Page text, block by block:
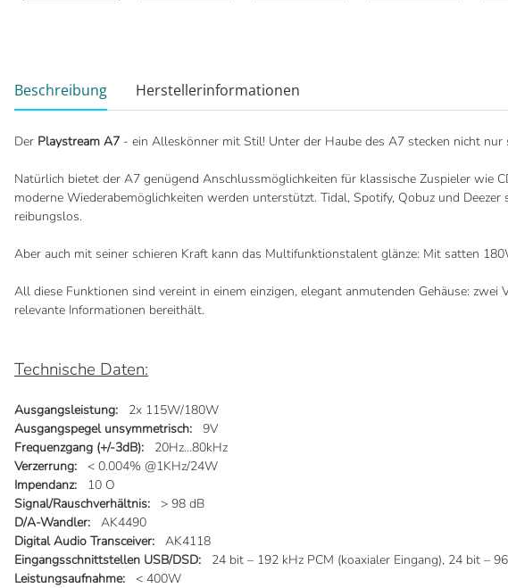
weitere Registerkarten anzeigen
Beschreibung Herstellerinformationen
Der Playstream A7 - ein Alleskönner mit Stil! Unter der Haube des A7 stecken nicht
Natürlich bietet der A7 genügend Anschlussmöglichkeiten für klassische Zuspieler wie
moderne Wiederabemöglichkeiten werden unterstützt. Tidal, Spotify, Qobuz und
reibungslos.
Aber auch mit seiner schieren Kraft kann das Multifunktionstalent glänze: Mit satten
All diese Funktionen sind vereint in einem einzigen, elegant anmutenden Gehäuse:
relevante Informationen bereithält.
Technische Daten:
Ausgangsleistung: 2x 115W/180W
Ausgangspegel unsymmetrisch: 9V
Frequenzgang (+/-3dB): 20Hz…80kHz
Verzerrung: < 0.004% @1KHz/24W
Impendanz: 10 O
Signal/Rauschverhältnis: > 98 dB
D/A-Wandler: AK4490
Digital Audio Transceiver: AK4118
Eingangsschnittstellen USB/DSD: 24 bit – 192 kHz PCM (koaxialer Eingang), 24 bit –
Leistungsaufnahme: < 400W